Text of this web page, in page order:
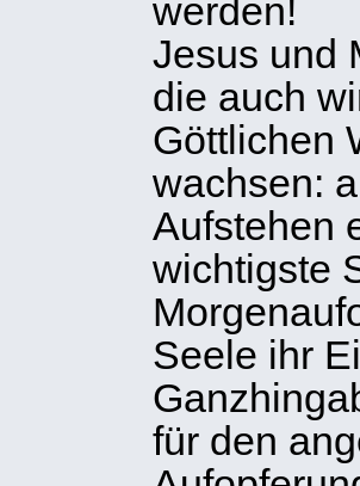
werden!
Jesus und
die auch
Göttlichen
wachsen:
Aufstehen
wichtigste
Seele ihr
für den